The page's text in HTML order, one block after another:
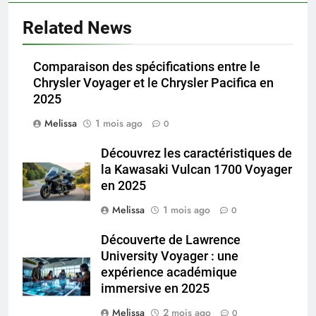
Related News
Comparaison des spécifications entre le
Chrysler Voyager et le Chrysler Pacifica en
2025
Melissa
1 mois ago 0
Découvrez les caractéristiques de
la Kawasaki Vulcan 1700 Voyager
en 2025
Melissa
1 mois ago 0
Découverte de Lawrence
University Voyager : une
expérience académique
immersive en 2025
Melissa
2 mois ago 0